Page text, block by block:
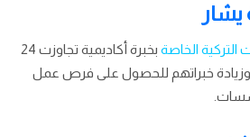
التركية الخاصة
بخبرة أكاديمية تجاوزت 24
وزيادة خبراتهم للحصول على فرص عمل